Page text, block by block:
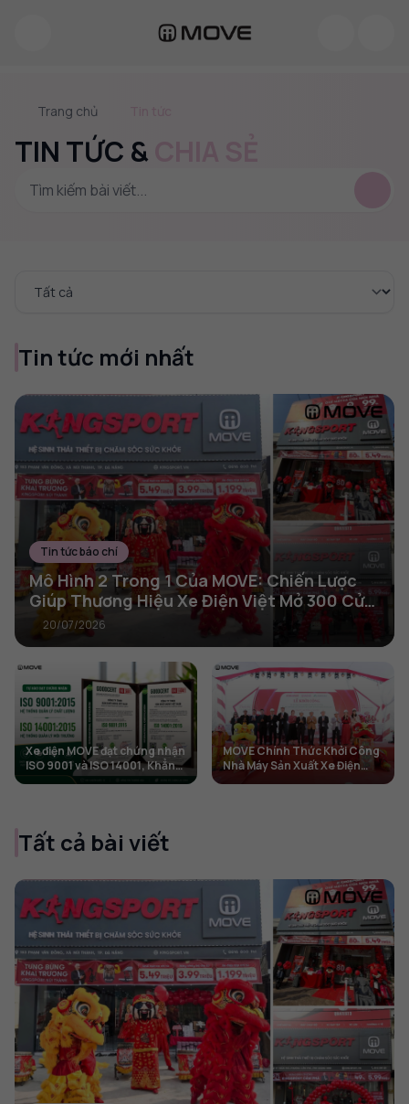
Trang chủ
TIN TỨC &
Tin tức mới nhất
Tin tức báo chí
Mô Hình 2 Trong 1 Của MOVE: Chiến Lược
Giúp Thương Hiệu Xe Điện Việt Mở 300 Cửa
Hàng Trong 2 Năm
20/07/2026
Xe điện MOVE đạt chứng nhận
ISO 9001 và ISO 14001, Khẳng
định tiêu chuẩn chất lượng và
MOVE Chính Thức Khởi Công
Nhà Máy Sản Xuất Xe Điện
Tất cả bài viết